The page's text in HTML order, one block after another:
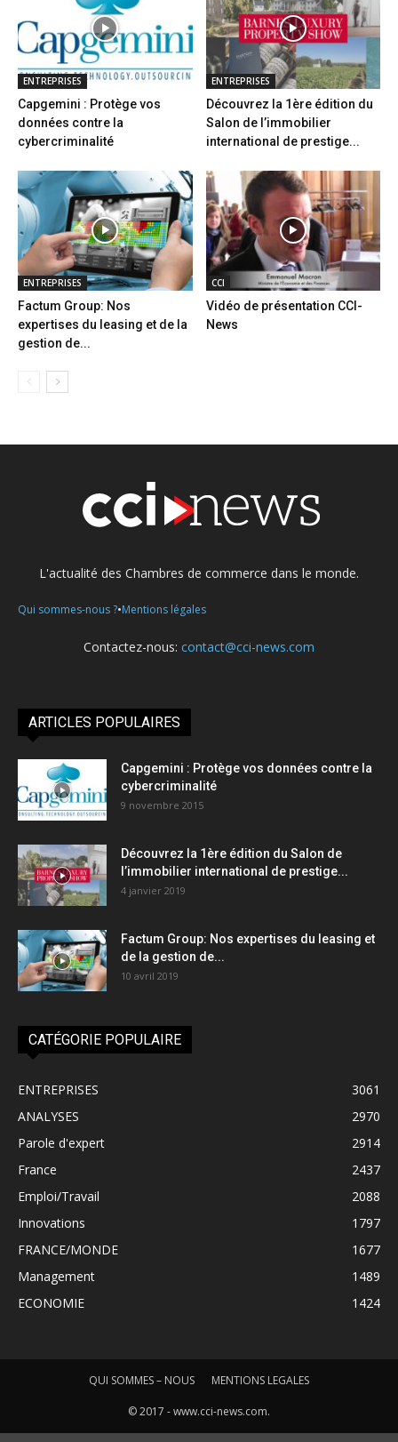
ENTREPRISES
Capgemini : Protège vos
données contre la
cybercriminalité
ENTREPRISES
Découvrez la 1ère édition du
Salon de l’immobilier
international de prestige...
ENTREPRISES
Factum Group: Nos
expertises du leasing et de la
gestion de...
CCI
Vidéo de présentation CCI-
News
L'actualité des Chambres de commerce dans le monde.
Qui sommes-nous ?•Mentions légales
Contactez-nous: contact@cci-news.com
ARTICLES POPULAIRES
Capgemini : Protège vos données contre la
cybercriminalité
9 novembre 2015
Découvrez la 1ère édition du Salon de
l’immobilier international de prestige...
4 janvier 2019
Factum Group: Nos expertises du leasing et
de la gestion de...
10 avril 2019
CATÉGORIE POPULAIRE
ENTREPRISES
3061
ANALYSES
2970
Parole d'expert
2914
France
2437
Emploi/Travail
2088
Innovations
1797
FRANCE/MONDE
1677
Management
1489
ECONOMIE
1424
QUI SOMMES – NOUS MENTIONS LEGALES
© 2017 - www.cci-news.com.